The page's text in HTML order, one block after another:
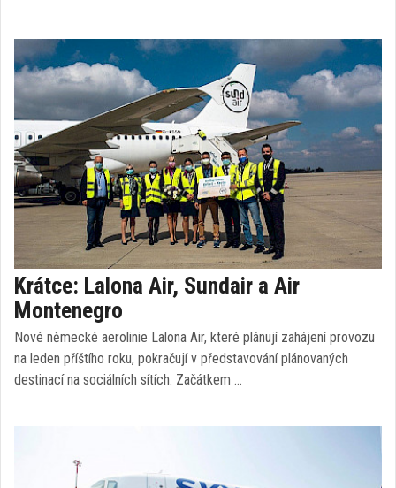
Krátce: Lalona Air, Sundair a Air
Montenegro
Nové německé aerolinie Lalona Air, které plánují zahájení provozu
na leden příštího roku, pokračují v představování plánovaných
destinací na sociálních sítích. Začátkem …